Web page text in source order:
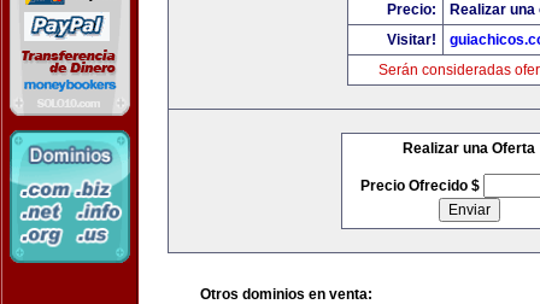
Precio:
Realizar
Visitar!
Serán consideradas
Realizar una Oferta
Precio Ofrecido $
Otros dominios en venta: